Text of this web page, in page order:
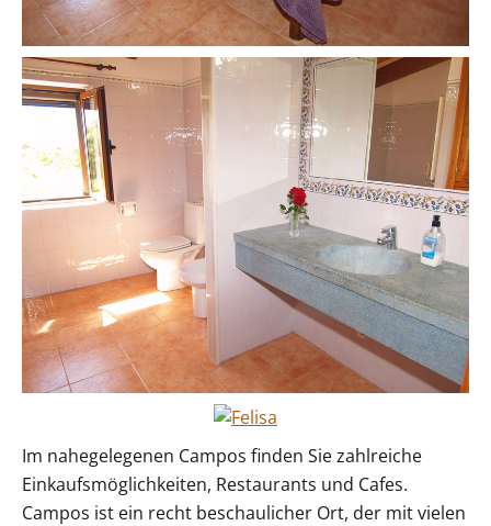
Im nahegelegenen Campos finden Sie zahlreiche
Einkaufsmöglichkeiten, Restaurants und Cafes.
Campos ist ein recht beschaulicher Ort, der mit vielen